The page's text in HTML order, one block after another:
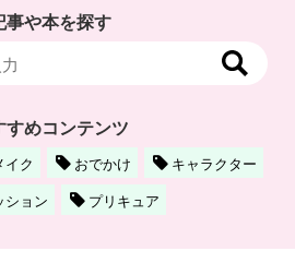
事や本を探す
すめコンテンツ
イク おでかけ
キャラクター
ション
プリキュア